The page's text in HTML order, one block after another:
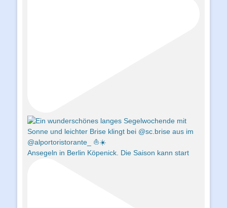
Ansegeln in Berlin Köpenick. Die Saison kann start